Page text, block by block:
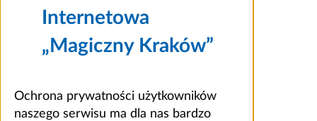
Internetowa
„Magiczny Kraków”
Ochrona prywatności użytkowników
naszego serwisu ma dla nas bardzo